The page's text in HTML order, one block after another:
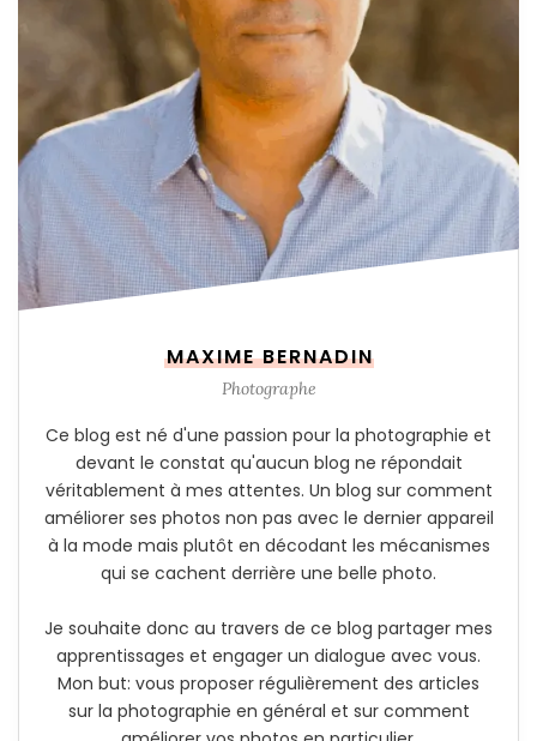
MAXIME BERNADIN
Photographe
Ce blog est né d'une passion pour la photographie et
devant le constat qu'aucun blog ne répondait
véritablement à mes attentes. Un blog sur comment
améliorer ses photos non pas avec le dernier appareil
à la mode mais plutôt en décodant les mécanismes
qui se cachent derrière une belle photo.
Je souhaite donc au travers de ce blog partager mes
apprentissages et engager un dialogue avec vous.
Mon but: vous proposer régulièrement des articles
sur la photographie en général et sur comment